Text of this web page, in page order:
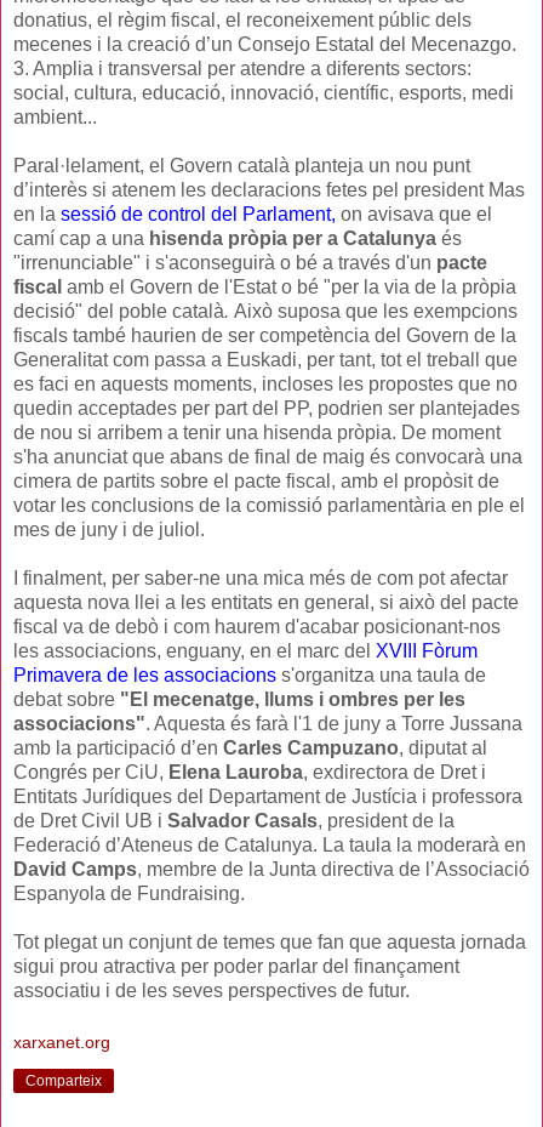
donatius, el règim fiscal, el reconeixement públic dels
mecenes i la creació d’un Consejo Estatal del Mecenazgo.
3. Amplia i transversal per atendre a diferents sectors:
social, cultura, educació, innovació, científic, esports, medi
ambient...
Paral·lelament, el Govern català planteja un nou punt
d’interès si atenem les declaracions fetes pel president Mas
en la sessió de control del Parlament, on avisava que el
camí cap a una hisenda pròpia per a Catalunya és
"irrenunciable" i s'aconseguirà o bé a través d'un pacte
fiscal amb el Govern de l'Estat o bé "per la via de la pròpia
decisió" del poble català. Això suposa que les exempcions
fiscals també haurien de ser competència del Govern de la
Generalitat com passa a Euskadi, per tant, tot el treball que
es faci en aquests moments, incloses les propostes que no
quedin acceptades per part del PP, podrien ser plantejades
de nou si arribem a tenir una hisenda pròpia. De moment
s'ha anunciat que abans de final de maig és convocarà una
cimera de partits sobre el pacte fiscal, amb el propòsit de
votar les conclusions de la comissió parlamentària en ple el
mes de juny i de juliol.
I finalment, per saber-ne una mica més de com pot afectar
aquesta nova llei a les entitats en general, si això del pacte
fiscal va de debò i com haurem d'acabar posicionant-nos
les associacions, enguany, en el marc del XVIII Fòrum
Primavera de les associacions s'organitza una taula de
debat sobre "El mecenatge, llums i ombres per les
associacions". Aquesta és farà l'1 de juny a Torre Jussana
amb la participació d’en Carles Campuzano, diputat al
Congrés per CiU, Elena Lauroba, exdirectora de Dret i
Entitats Jurídiques del Departament de Justícia i professora
de Dret Civil UB i Salvador Casals, president de la
Federació d’Ateneus de Catalunya. La taula la moderarà en
David Camps, membre de la Junta directiva de l’Associació
Espanyola de Fundraising.
Tot plegat un conjunt de temes que fan que aquesta jornada
sigui prou atractiva per poder parlar del finançament
associatiu i de les seves perspectives de futur.
xarxanet.org
Comparteix